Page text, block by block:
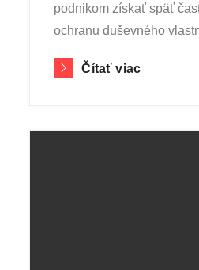
podnikom získať späť
ochranu duševného
Čítať viac